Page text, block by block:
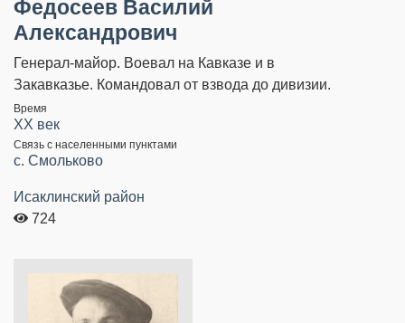
Федосеев Василий
Александрович
Генерал-майор. Воевал на Кавказе и в
Закавказье. Командовал от взвода до дивизии.
Время
XX век
Связь с населенными пунктами
c. Смольково
Исаклинский район
724